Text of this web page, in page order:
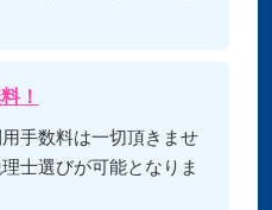
！
手数料は一切頂きませ
士選びが可能となりま